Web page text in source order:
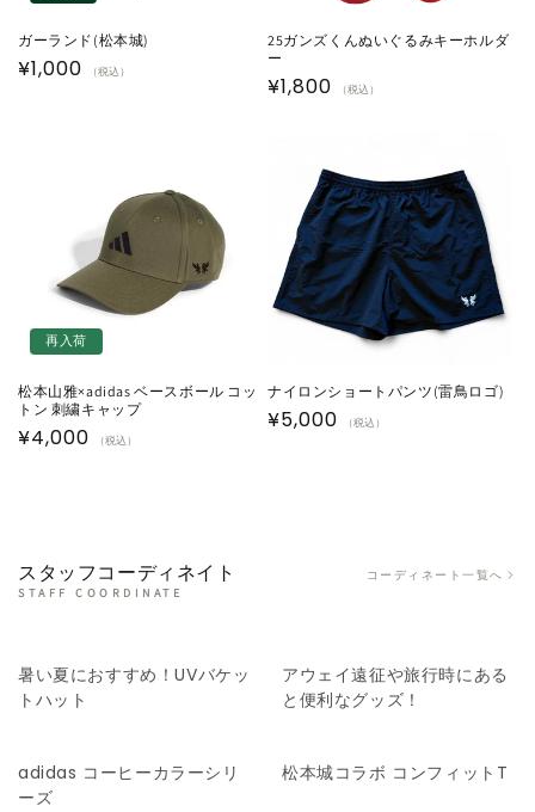
ガーランド(松本城)
通
¥1,000 （税込）
25ガンズくんぬいぐるみキーホルダ
ー
通
¥1,800 （税込）
再入荷
松本山雅×adidas ベースボール コッ
トン 刺繍キャップ
通
¥4,000 （税込）
ナイロンショートパンツ(雷鳥ロゴ)
通
¥5,000 （税込）
スタッフコーディネイト
STAFF COORDINATE
コーディネート一覧へ
暑い夏におすすめ！UVバケッ
トハット
アウェイ遠征や旅行時にある
と便利なグッズ！
adidas コーヒーカラーシリ
ーズ
松本城コラボ コンフィットT